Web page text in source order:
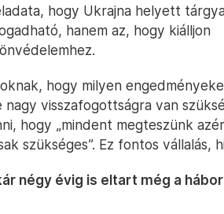
hogy Ukrajna helyett
hanem az, hogy kiálljon
hogy milyen
visszafogottságra van
hogy „mindent megteszünk
szükséges”. Ez fontos vállalás,
négy évig is eltart még a